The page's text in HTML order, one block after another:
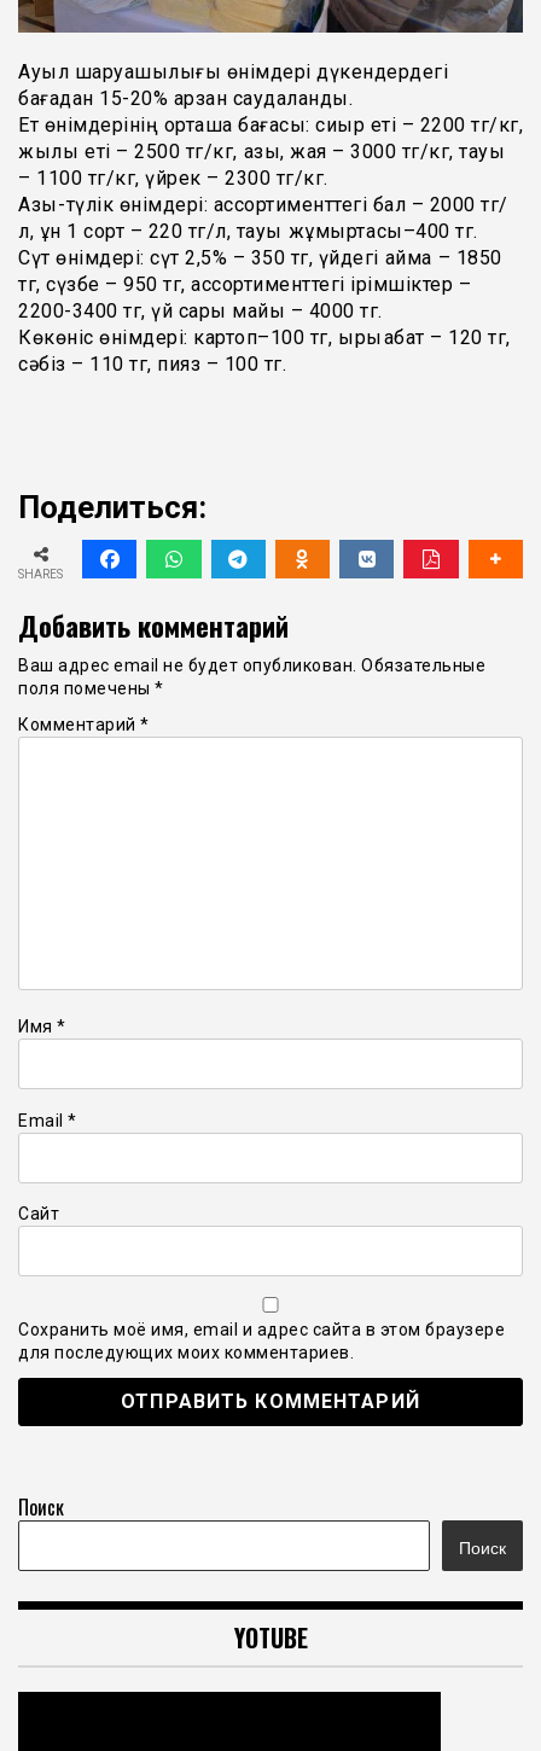
Ауыл шаруашылығы өнімдері дүкендердегі
бағадан 15-20% арзан саудаланды.
Ет өнімдерінің орташа бағасы: сиыр еті – 2200 тг/кг,
жылқы еті – 2500 тг/кг, қазы, жая – 3000 тг/кг, тауық
– 1100 тг/кг, үйрек – 2300 тг/кг.
Азық-түлік өнімдері: ассортименттегі бал – 2000 тг/
л, ұн 1 сорт – 220 тг/л, тауық жұмыртқасы–400 тг.
Сүт өнімдері: сүт 2,5% – 350 тг, үйдегі қаймақ – 1850
тг, сүзбе – 950 тг, ассортименттегі ірімшіктер –
2200-3400 тг, үй сары майы – 4000 тг.
Көкөніс өнімдері: картоп–100 тг, қырыққабат – 120 тг,
сәбіз – 110 тг, пияз – 100 тг.
Поделиться:
SHARES
Добавить комментарий
Ваш адрес email не будет опубликован. Обязательные
поля помечены *
Комментарий *
Имя *
Email *
Сайт
Сохранить моё имя, email и адрес сайта в этом браузере
для последующих моих комментариев.
Поиск
Поиск
YOTUBE